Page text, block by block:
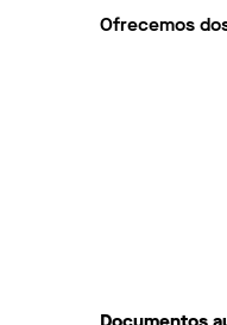
Ofrecemos